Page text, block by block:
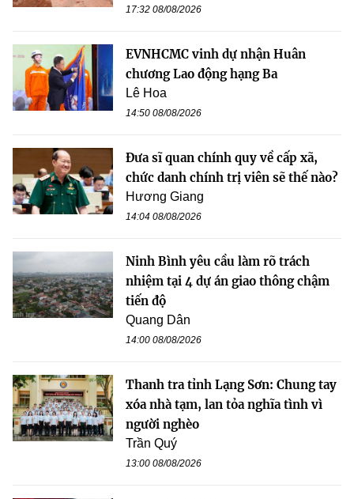
17:32 08/08/2026
EVNHCMC vinh dự nhận Huân
chương Lao động hạng Ba
Lê Hoa
14:50 08/08/2026
Đưa sĩ quan chính quy về cấp xã,
chức danh chính trị viên sẽ thế nào?
Hương Giang
14:04 08/08/2026
Ninh Bình yêu cầu làm rõ trách
nhiệm tại 4 dự án giao thông chậm
tiến độ
Quang Dân
14:00 08/08/2026
Thanh tra tỉnh Lạng Sơn: Chung tay
xóa nhà tạm, lan tỏa nghĩa tình vì
người nghèo
Trần Quý
13:00 08/08/2026